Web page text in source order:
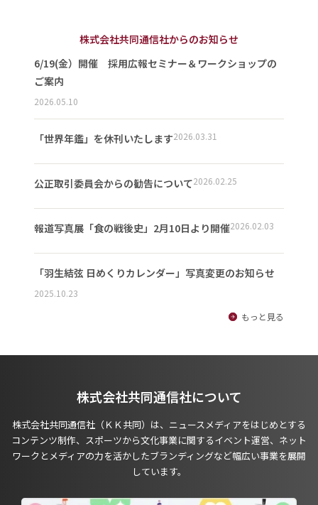
株式会社共同通信社からのお知らせ
6/19(金）開催 採用広報セミナー＆ワークショップの
ご案内
2026.05.10
「世界年鑑」を休刊いたします2026.03.31
公正取引委員会からの勧告について2026.02.25
報道写真展「食の戦後史」2月10日より開催2026.02.03
「羽生結弦 日めくりカレンダー」写真変更のお知らせ
2025.10.23
もっと見る
株式会社共同通信社について
株式会社共同通信社（ＫＫ共同）は、ニュースメディアをはじめとする
コンテンツ制作、スポーツから文化事業に関するイベント運営、ネット
ワークとメディアの力を活かしたブランディングなど幅広い事業を展開
しています。